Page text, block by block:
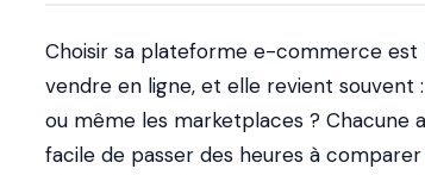
Choisir sa plateforme e-commerce est
vendre en ligne, et elle revient souvent
ou même les marketplaces ? Chacune
facile de passer des heures à